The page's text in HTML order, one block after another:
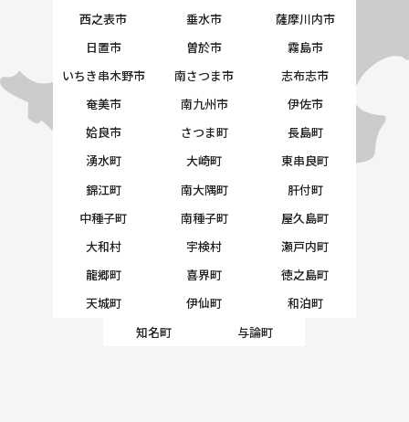
西之表市
垂水市
薩摩川内市
日置市
曽於市
霧島市
いちき串木野市
南さつま市
志布志市
奄美市
南九州市
伊佐市
姶良市
さつま町
長島町
湧水町
大崎町
東串良町
錦江町
南大隅町
肝付町
中種子町
南種子町
屋久島町
大和村
宇検村
瀬戸内町
龍郷町
喜界町
徳之島町
天城町
伊仙町
和泊町
知名町
与論町